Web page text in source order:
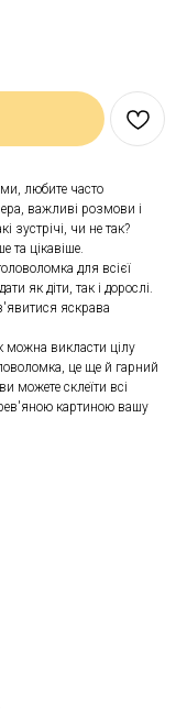
любите часто
важливі розмови і
зустрічі, чи не так?
та цікавіше.
для всієї
як діти, так і дорослі.
яскрава
викласти цілу
це ще й гарний
можете склеїти всі
картиною вашу